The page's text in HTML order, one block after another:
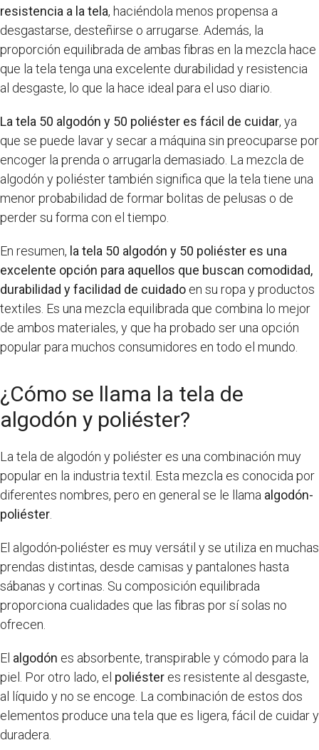
resistencia a la tela, haciéndola menos propensa a
desgastarse, desteñirse o arrugarse. Además, la
proporción equilibrada de ambas fibras en la mezcla hace
que la tela tenga una excelente durabilidad y resistencia
al desgaste, lo que la hace ideal para el uso diario.
La tela 50 algodón y 50 poliéster es fácil de cuidar, ya
que se puede lavar y secar a máquina sin preocuparse por
encoger la prenda o arrugarla demasiado. La mezcla de
algodón y poliéster también significa que la tela tiene una
menor probabilidad de formar bolitas de pelusas o de
perder su forma con el tiempo.
En resumen, la tela 50 algodón y 50 poliéster es una
excelente opción para aquellos que buscan comodidad,
durabilidad y facilidad de cuidado en su ropa y productos
textiles. Es una mezcla equilibrada que combina lo mejor
de ambos materiales, y que ha probado ser una opción
popular para muchos consumidores en todo el mundo.
¿Cómo se llama la tela de
algodón y poliéster?
La tela de algodón y poliéster es una combinación muy
popular en la industria textil. Esta mezcla es conocida por
diferentes nombres, pero en general se le llama algodón-
poliéster
El algodón-poliéster es muy versátil y se utiliza en muchas
prendas distintas, desde camisas y pantalones hasta
sábanas y cortinas. Su composición equilibrada
proporciona cualidades que las fibras por sí solas no
ofrecen.
El algodón es absorbente, transpirable y cómodo para la
piel. Por otro lado, el poliéster es resistente al desgaste,
al líquido y no se encoge. La combinación de estos dos
elementos produce una tela que es ligera, fácil de cuidar y
duradera.